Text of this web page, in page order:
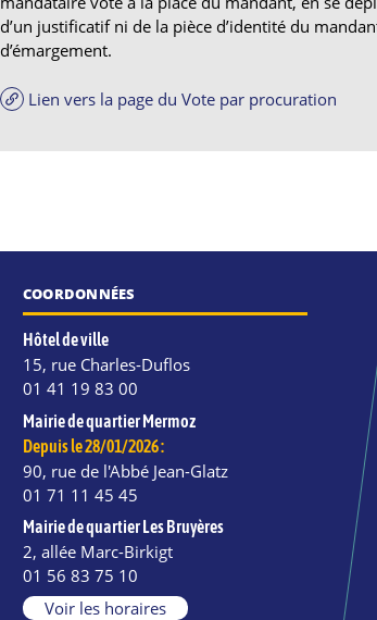
d’un justificatif ni de la pièce d’identité du
d’émargement.
Lien vers la page du Vote par procuration
COORDONNÉES
Hôtel de ville
15, rue Charles-Duflos
01 41 19 83 00
Mairie de quartier Mermoz
Depuis le 28/01/2026 :
90, rue de l'Abbé Jean-Glatz
01 71 11 45 45
Mairie de quartier Les Bruyères
2, allée Marc-Birkigt
01 56 83 75 10
Voir les horaires